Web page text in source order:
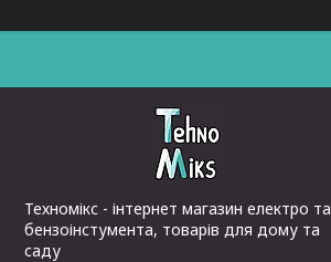
Техномікс - інтернет магазин електро та
бензоінстумента, товарів для дому та
саду